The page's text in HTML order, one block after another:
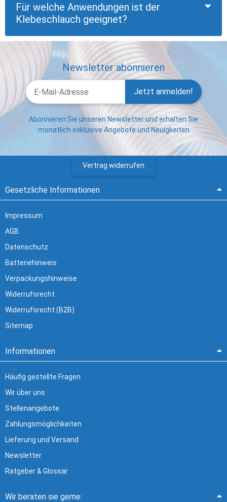
Für welche Anwendungen ist der
Klebeschlauch geeignet?
Newsletter abonnieren
Jetzt anmelden!
Abonnieren Sie unseren Newsletter und erhalten Sie
monatlich exklusive Angebote und Neuigkeiten
Vertrag widerrufen
Gesetzliche Informationen
Impressum
AGB
Datenschutz
Batteriehinweis
Verpackungshinweise
Widerrufsrecht
Widerrufsrecht (B2B)
Sitemap
Informationen
Häufig gestellte Fragen
Wir über uns
Stellenangebote
Zahlungsmöglichkeiten
Lieferung und Versand
Newsletter
Ratgeber & Glossar
Wir beraten sie gerne: